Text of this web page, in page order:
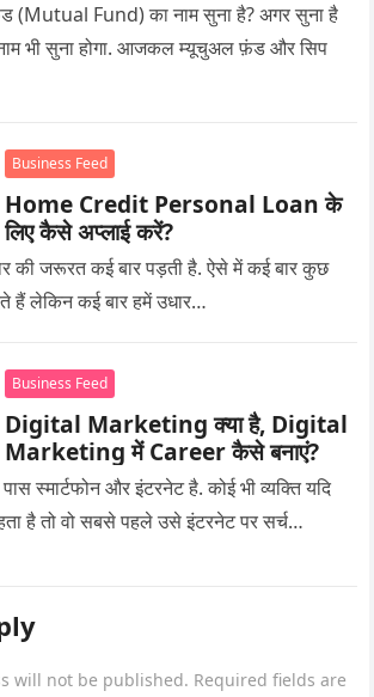
(Mutual Fund) का नाम सुना है? अगर सुना है
भी सुना होगा. आजकल म्यूचुअल फ़ंड और सिप
Business Feed
Home Credit Personal Loan के
लिए कैसे अप्लाई करें?
की जरूरत कई बार पड़ती है. ऐसे में कई बार कुछ
हैं लेकिन कई बार हमें उधार…
Business Feed
Digital Marketing क्या है, Digital
Marketing में Career कैसे बनाएं?
स्मार्टफोन और इंटरनेट है. कोई भी व्यक्ति यदि
है तो वो सबसे पहले उसे इंटरनेट पर सर्च…
will not be published. Required fields are